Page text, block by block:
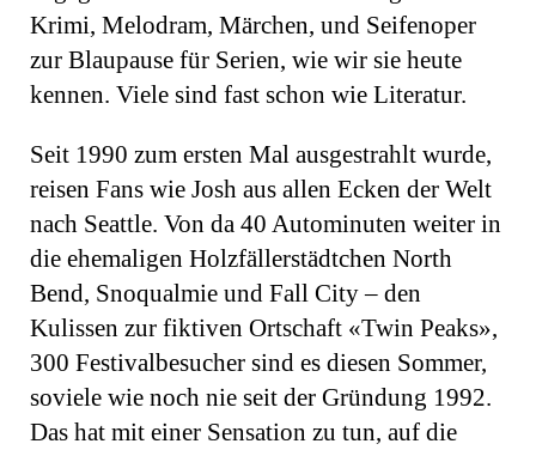
Krimi, Melodram, Märchen, und Seifenoper
zur Blaupause für Serien, wie wir sie heute
kennen. Viele sind fast schon wie Literatur.
Seit 1990 zum ersten Mal ausgestrahlt wurde,
reisen Fans wie Josh aus allen Ecken der Welt
nach Seattle. Von da 40 Autominuten weiter in
die ehemaligen Holzfällerstädtchen North
Bend, Snoqualmie und Fall City – den
Kulissen zur fiktiven Ortschaft «Twin Peaks»,
300 Festivalbesucher sind es diesen Sommer,
soviele wie noch nie seit der Gründung 1992.
Das hat mit einer Sensation zu tun, auf die